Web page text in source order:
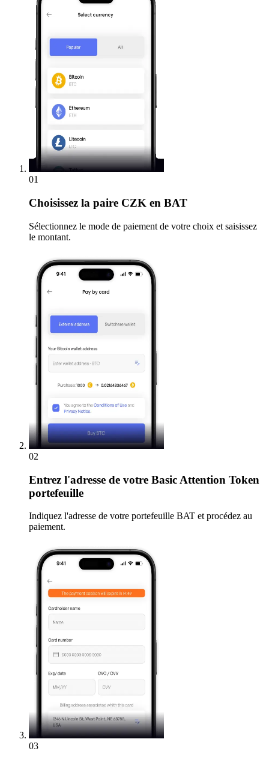
01
Choisissez la paire CZK en BAT
Sélectionnez le mode de paiement de votre choix et saisissez
le montant.
02
Entrez l'adresse de votre Basic Attention Token
portefeuille
Indiquez l'adresse de votre portefeuille BAT et procédez au
paiement.
03